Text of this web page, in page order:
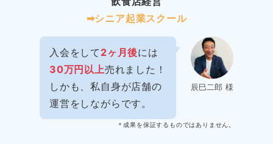
➡︎シニア起業スクール
辰巳二郎 様
入会をして 2ヶ月後には
30万円以上売れました！
しかも、私自身が店舗の
運営をしながらです。
＊成果を保証するものではありません。